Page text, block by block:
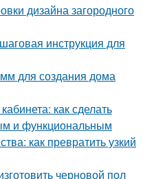
дизайна загородного
инструкция для
для создания дома
как сделать
и функциональным
как превратить узкий
черновой пол